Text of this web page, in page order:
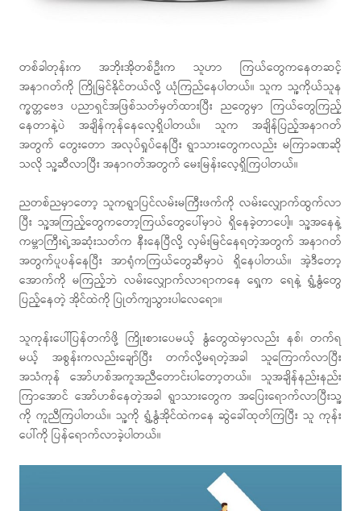
တစ်ခါတုန်းက အဘိုးအိုတစ်ဦးက သူဟာ ကြယ်တွေကနေတဆင့်
အနာဂတ်ကို ကြိုမြင်နိုင်တယ်လို့ ယုံကြည်နေပါတယ်။ သူက သူ့ကိုယ်သူန
က္ခတ္တဗေဒ ပညာရှင်အဖြစ်သတ်မှတ်ထားပြီး ညတွေမှာ ကြယ်တွေကြည့်
နေတာနဲ့ပဲ အချိန်ကုန်နေလေ့ရှိပါတယ်။ သူက အချိန်ပြည့်အနာဂတ်
အတွက် တွေးတော အလုပ်ရှုပ်နေပြီး ရွာသားတွေကလည်း မကြာခဏဆို
သလို သူ့ဆီလာပြီး အနာဂတ်အတွက် မေးမြန်းလေ့ရှိကြပါတယ်။
ညတစ်ညမှာတော့ သူကရွာပြင်လမ်းမကြီးဖက်ကို လမ်းလျှောက်ထွက်လာ
ပြီး သူ့အကြည့်တွေကတော့ကြယ်တွေပေါ်မှာပဲ ရှိနေခဲ့တာပေါ့။ သူ့အနေနဲ့
ကမ္ဘာကြီးရဲ့အဆုံးသတ်က နီးနေပြီလို့ လှမ်းမြင်နေရတဲ့အတွက် အနာဂတ်
အတွက်ပူပန်နေပြီး အာရုံကကြယ်တွေဆီမှာပဲ ရှိနေပါတယ်။ အဲ့ဒီတော့
အောက်ကို မကြည့်ဘဲ လမ်းလျှောက်လာရာကနေ ရှေ့က ရေနဲ့ ရွှံ့နွံတွေ
ပြည့်နေတဲ့ အိုင်ထဲကို ပြုတ်ကျသွားပါလေရော။
သူကုန်းပေါ်ပြန်တက်ဖို့ ကြိုးစားပေမယ့် နွံတွေထဲမှာလည်း နစ်၊ တက်ရ
မယ့် အစွန်းကလည်းချော်ပြီး တက်လို့မရတဲ့အခါ သူကြောက်လာပြီး
အသံကုန် အော်ဟစ်အကူအညီတောင်းပါတော့တယ်။ သူအချိန်နည်းနည်း
ကြာအောင် အော်ဟစ်နေတဲ့အခါ ရွာသားတွေက အပြေးရောက်လာပြီးသူ့
ကို ကူညီကြပါတယ်။ သူ့ကို ရွှံ့နွံအိုင်ထဲကနေ ဆွဲခေါ်ထုတ်ကြပြီး သူ ကုန်း
ပေါ်ကို ပြန်ရောက်လာခဲ့ပါတယ်။